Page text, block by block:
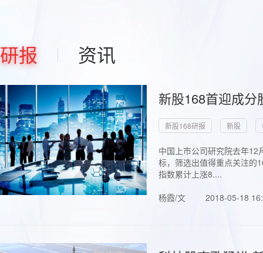
研报 资讯
新股168首迎成
新股168研报 新股
中国上市公司研究院去年
标，筛选出值得重点关注的
指数累计上涨8....
杨霞/文
2018-05-18